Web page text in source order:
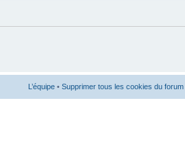
L’équipe • Supprimer tous les cookies du forum